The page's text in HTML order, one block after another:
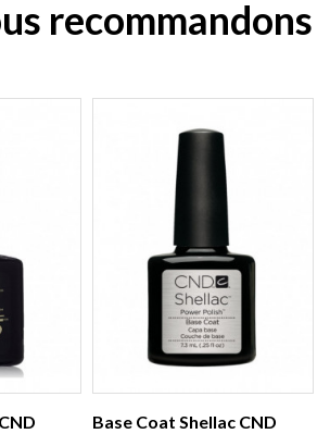
recommandons
Base Coat Shellac CND